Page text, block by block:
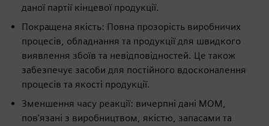
даної партії кінцевої продукції.
Покращена якість: Повна прозорість виробничих
процесів, обладнання та продукції для швидкого
виявлення збоїв та невідповідностей. Це також
забезпечує засоби для постійного вдосконалення
процесів та якості продукції.
Зменшення часу реакції: вичерпні дані MOM,
пов'язані з виробництвом, якістю, запасами та